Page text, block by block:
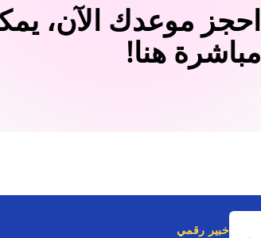
احجز موعدك الآن،
مباشرة هنا!
خبير رقمي